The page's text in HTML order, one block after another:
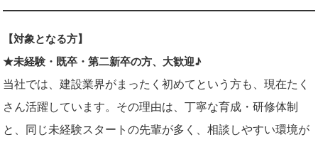
【対象となる方】
★未経験・既卒・第二新卒の方、大歓迎♪
当社では、建設業界がまったく初めてという方も、現在たく
さん活躍しています。その理由は、丁寧な育成・研修体制
と、同じ未経験スタートの先輩が多く、相談しやすい環境が